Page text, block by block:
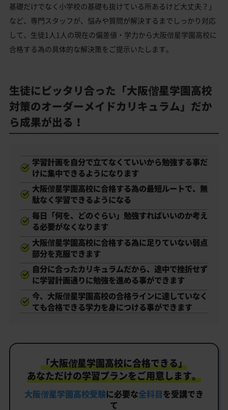
基礎だけでなく小学校の基礎も抜けている所あるけど大丈夫？」
など、専門スタッフが、悩みや質問が解決するまでしっかり対応
して、生徒1人1人の現在の偏差値・学力から大阪偕星学園高校に
合格する為の具体的な解決策をご提示いたします。
生徒にピッタリ合った「大阪偕星学園高校
対策のオーダーメイドカリキュラム」だか
ら成果が出る！
学習計画を自分で立てなくていいから勉強する事だ
けに集中できるようになります
大阪偕星学園高校に合格する為の最短ルートで、無
駄なく学習できるようになる
毎日「何を、どのぐらい」勉強すればいいのか考え
る必要がなくなります
大阪偕星学園高校に合格する為に足りていない弱点
部分を克服できます
自分に合ったカリキュラムだから、途中で挫折せず
に学習計画通りに勉強を進める事ができます
今、大阪偕星学園高校の合格ラインに達していなく
ても合格できる学力を身につける事ができます
「大阪偕星学園高校に合格できる」
あなただけの学習プランをご用意します。
大阪偕星学園高校受験に必要な全科目を受講でき
て